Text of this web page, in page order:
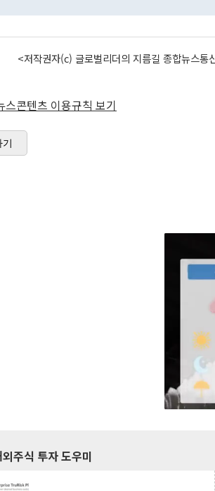
<저작권자(c) 글로벌리더의 지름길 종합뉴스
스콘텐츠 이용규칙 보기
기
주식 투자 도우미